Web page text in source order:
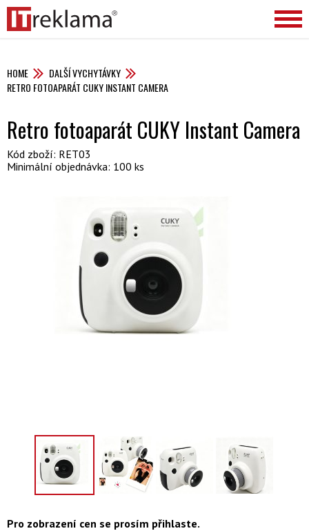
HOME
DALŠÍ VYCHYTÁVKY
RETRO FOTOAPARÁT CUKY INSTANT CAMERA
Retro fotoaparát CUKY Instant Camera
Kód zboží: RET03
Minimální objednávka: 100 ks
Pro zobrazení cen se prosím přihlaste.